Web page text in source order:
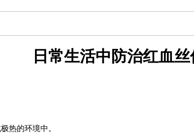
日常生活中防治红血
热的环境中。